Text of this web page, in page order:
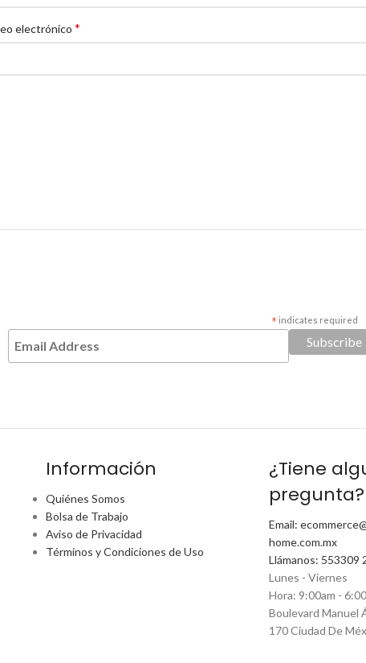
electrónico *
* indicates required
Información
Quiénes Somos
Bolsa de Trabajo
Aviso de Privacidad
Términos y Condiciones de Uso
¿Tiene
pregunta?
Email:
home.com.mx
Llámanos: 553309
Lunes - Viernes
Hora: 9:00am -
Boulevard Manuel
170 Ciudad De